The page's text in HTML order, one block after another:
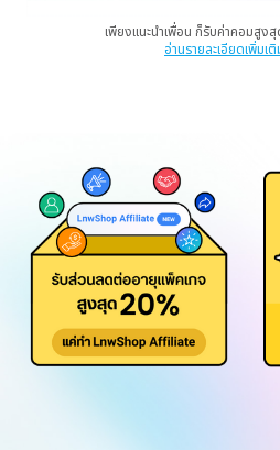
เพียงแนะนำเพื่อน ก็รับค่าคอมสูง
อ่านรายละเอียดเพิ่มเ